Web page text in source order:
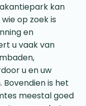
kan
op zoek is
en
u vaak van
u en uw
is het
meestal goed